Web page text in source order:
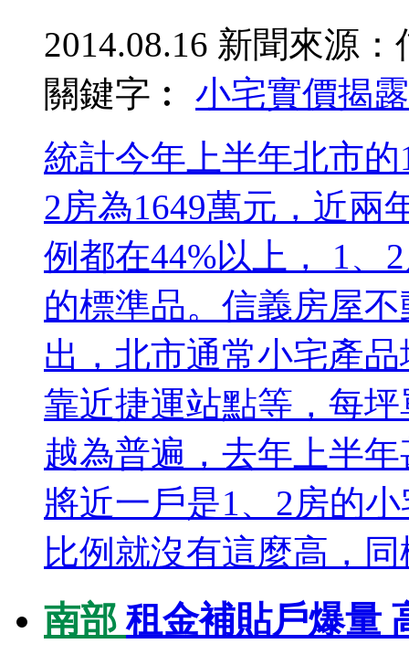
2014.08.16 新聞來源：
關鍵字︰ 小宅實價揭露
統計今年上半年北市
2房為1649萬元，近兩
例都在44%以上， 1、
的標準品。信義房屋
出，北市通常小宅產
靠近捷運站點等，每
越為普遍，去年上半
將近一戶是1、2房的
比例就沒有這麼高，
南部租金補貼戶爆量